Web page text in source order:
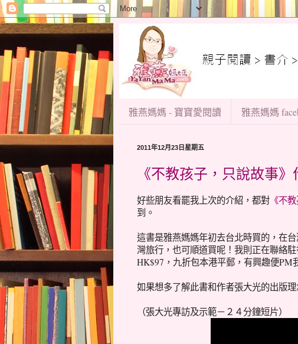
雅燕媽媽 - 寶寶愛閱讀 雅燕媽媽
2011年12月23日星期五
《不教孩子，只說故事
好些朋友看罷我上次的介紹，都對 《不
到。
這書是雅燕媽媽年初去台北時買的，在
灣旅行，也可順道買呢！我則正在聯絡
HK$97，九折包本港平郵，有興趣便PM
如果想多了解此書和作者張大光的出版
（張大光專訪及示範－２４分鐘短片）